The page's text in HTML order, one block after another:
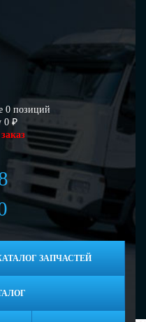
0позиций
0₽
ЗАПЧАСТЕЙ